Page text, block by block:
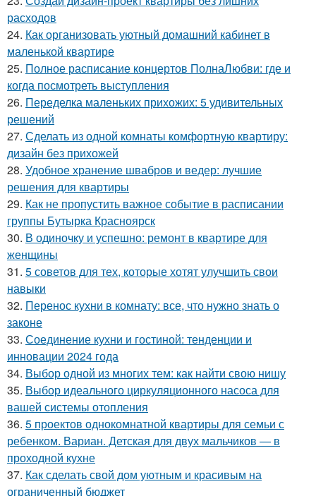
расходов
24. Как организовать уютный домашний кабинет в
маленькой квартире
25. Полное расписание концертов ПолнаЛюбви: где и
когда посмотреть выступления
26. Переделка маленьких прихожих: 5 удивительных
решений
27. Сделать из одной комнаты комфортную квартиру:
дизайн без прихожей
28. Удобное хранение швабров и ведер: лучшие
решения для квартиры
29. Как не пропустить важное событие в расписании
группы Бутырка Красноярск
30. В одиночку и успешно: ремонт в квартире для
женщины
31. 5 советов для тех, которые хотят улучшить свои
навыки
32. Перенос кухни в комнату: все, что нужно знать о
законе
33. Соединение кухни и гостиной: тенденции и
инновации 2024 года
34. Выбор одной из многих тем: как найти свою нишу
35. Выбор идеального циркуляционного насоса для
вашей системы отопления
36. 5 проектов однокомнатной квартиры для семьи с
ребенком. Вариан. Детская для двух мальчиков — в
проходной кухне
37. Как сделать свой дом уютным и красивым на
ограниченный бюджет